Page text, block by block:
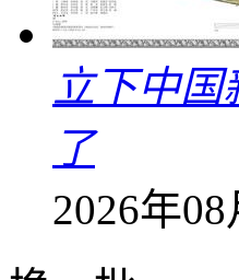
立下中国
了
2026年